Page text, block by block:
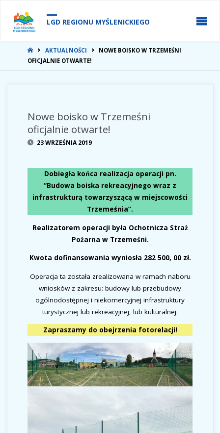
LGD REGIONU MYŚLENICKIEGO
STRONA
GŁÓWNA
AKTUALNOŚCI
NOWE BOISKO W TRZEMEŚNI
OFICJALNIE OTWARTE!
Nowe boisko w Trzemeśni
oficjalnie otwarte!
23 WRZEŚNIA 2019
Dobiegła końca realizacja operacji pn.
“Budowa boiska rekreacyjnego wraz z
infrastrukturą towarzyszącą w miejscowości
Trzemeśnia”.
Realizatorem operacji była Ochotnicza Straż
Pożarna w Trzemeśni.
Kwota dofinansowania wyniosła 282 500, 00 zł.
Operacja ta została zrealizowana w ramach naboru
wniosków z zakresu: budowy lub przebudowy
ogólnodostępnej i niekomercyjnej infrastruktury
turystycznej lub rekreacyjnej, lub kulturalnej.
Zapraszamy do obejrzenia fotorelacji!